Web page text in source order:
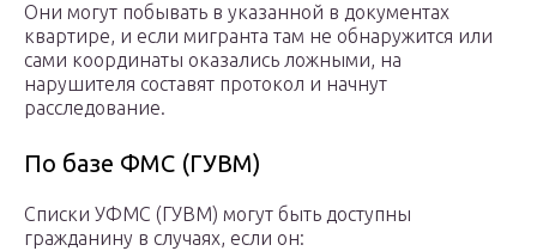
Они могут побывать в указанной в документах
квартире, и если мигранта там не обнаружится или
сами координаты оказались ложными, на
нарушителя составят протокол и начнут
расследование.
По базе ФМС (ГУВМ)
Списки УФМС (ГУВМ) могут быть доступны
гражданину в случаях, если он: